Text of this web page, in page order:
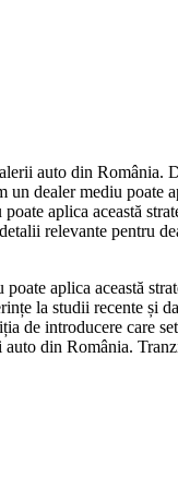
auto din
dealer mediu poate
aplica această
relevante pentru
aplica această
la studii recente și
de introducere care
din România.